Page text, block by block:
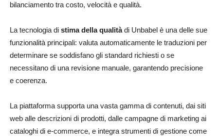
bilanciamento tra costo, velocità e qualità.
La tecnologia di stima della qualitàdi Unbabel è una delle sue
funzionalità principali: valuta automaticamente le traduzioni per
determinare se soddisfano gli standard richiesti o se
necessitano di una revisione manuale, garantendo precisione
e coerenza.
La piattaforma supporta una vasta gamma di contenuti, dai siti
web alle descrizioni di prodotti, dalle campagne di marketing ai
cataloghi di e-commerce, e integra strumenti di gestione come